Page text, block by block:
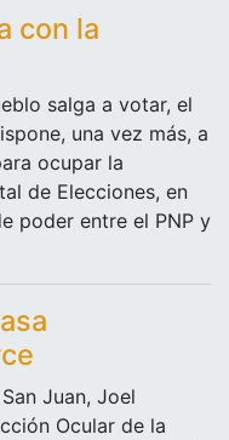
con la
salga a votar, el
una vez más, a
ocupar la
de Elecciones, en
poder entre el PNP y
Juan, Joel
Ocular de la